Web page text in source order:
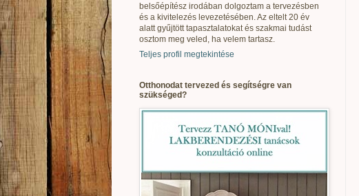
belsőépítész irodában dolgoztam a tervezésben
és a kivitelezés levezetésében. Az eltelt 20 év
alatt gyűjtött tapasztalatokat és szakmai tudást
osztom meg veled, ha velem tartasz.
Teljes profil megtekintése
Otthonodat tervezed és segítségre van
szükséged?